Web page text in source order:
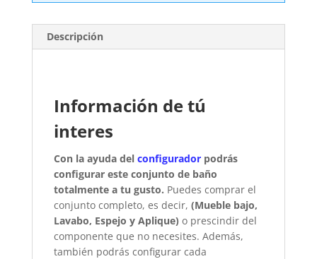
Descripción
Información de tú
interes
Con la ayuda del configuradorpodrás
configurar este conjunto de baño
totalmente a tu gusto. Puedes comprar el
conjunto completo, es decir, (Mueble bajo,
Lavabo, Espejo y Aplique) o prescindir del
componente que no necesites. Además,
también podrás configurar cada